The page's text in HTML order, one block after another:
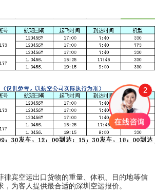
律宾空运出口货物的重量、体积、目的地等信
为客人提供最合适的深圳空运报价。
2